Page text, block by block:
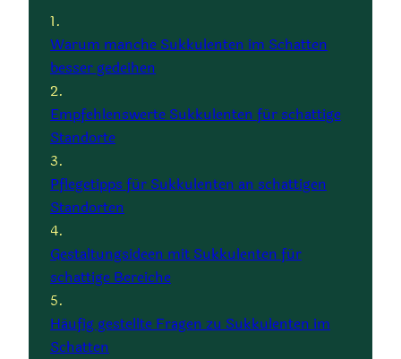
Warum manche Sukkulenten im Schatten
besser gedeihen
Empfehlenswerte Sukkulenten für schattige
Standorte
Pflegetipps für Sukkulenten an schattigen
Standorten
Gestaltungsideen mit Sukkulenten für
schattige Bereiche
Häufig gestellte Fragen zu Sukkulenten im
Schatten